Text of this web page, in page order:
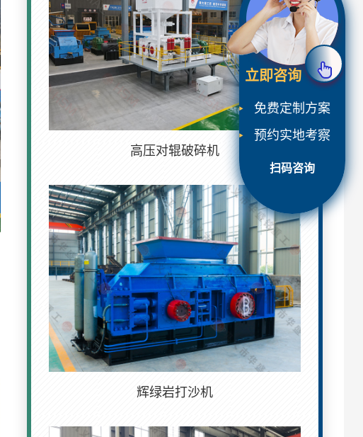
高压对辊破碎机
辉绿岩打沙机
立即咨询
免费定制方案
预约实地考察
扫码咨询